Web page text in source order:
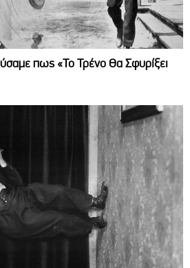
πως «Το Τρένο Θα Σφυρίξει